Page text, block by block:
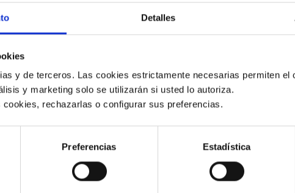
Detalles
y de terceros. Las cookies estrictamente necesarias permiten el
y marketing solo se utilizarán si usted lo autoriza.
cookies, rechazarlas o configurar sus preferencias.
Preferencias Estadística
el
en el cual se
tributario.
El mismo fue emitido el 31
de Ecuador, el señor Guillermo Lasso
emisión de comprobantes de ventas al
50. A su vez, se describe sobre la
Esto, orientado a los contribuyentes
populares, al emitir una
contenidos en
“La Reforma A Varios
Inversiones y Fiscal para